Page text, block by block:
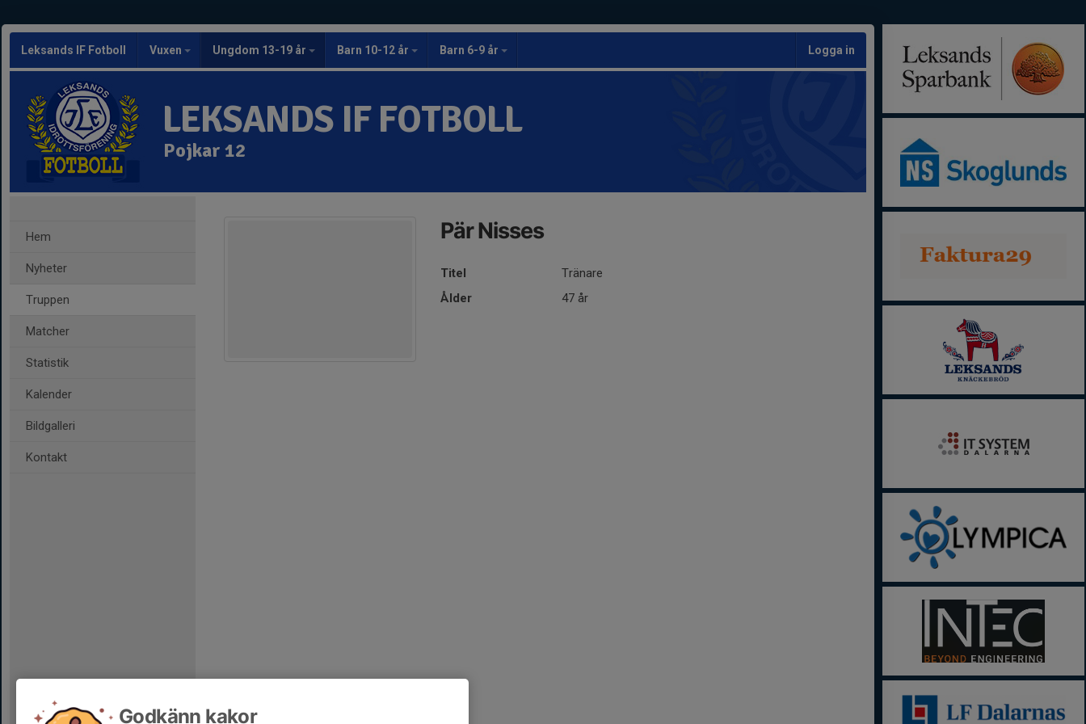
Leksands IF Fotboll Vuxen Ungdom 13-19 år Barn 10-12 år Barn 6-9 år Logga in
LEKSANDS IF FOTBOLL
Pojkar 12
Hem
Nyheter
Truppen
Matcher
Statistik
Kalender
Bildgalleri
Kontakt
Pär Nisses
Titel
Tränare
Ålder
47 år
Godkänn kakor